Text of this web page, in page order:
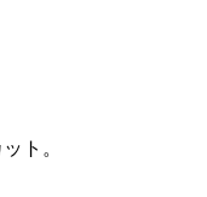
ト。